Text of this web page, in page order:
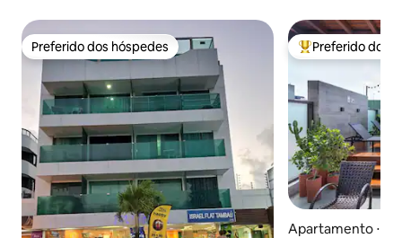
Preferido dos hóspedes
Preferido dos hóspedes Entre os
Preferido dos
Apartamento ⋅